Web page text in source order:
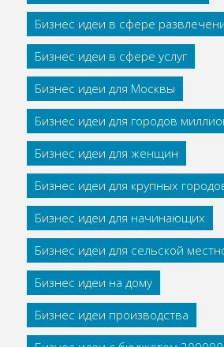
Бизнес идеи в сфере
Бизнес идеи в сфере услуг
Бизнес идеи для Москвы
Бизнес идеи для городов
Бизнес идеи для женщин
Бизнес идеи для крупных
Бизнес идеи для начинающих
Бизнес идеи для сельской
Бизнес идеи на дому
Бизнес идеи производства